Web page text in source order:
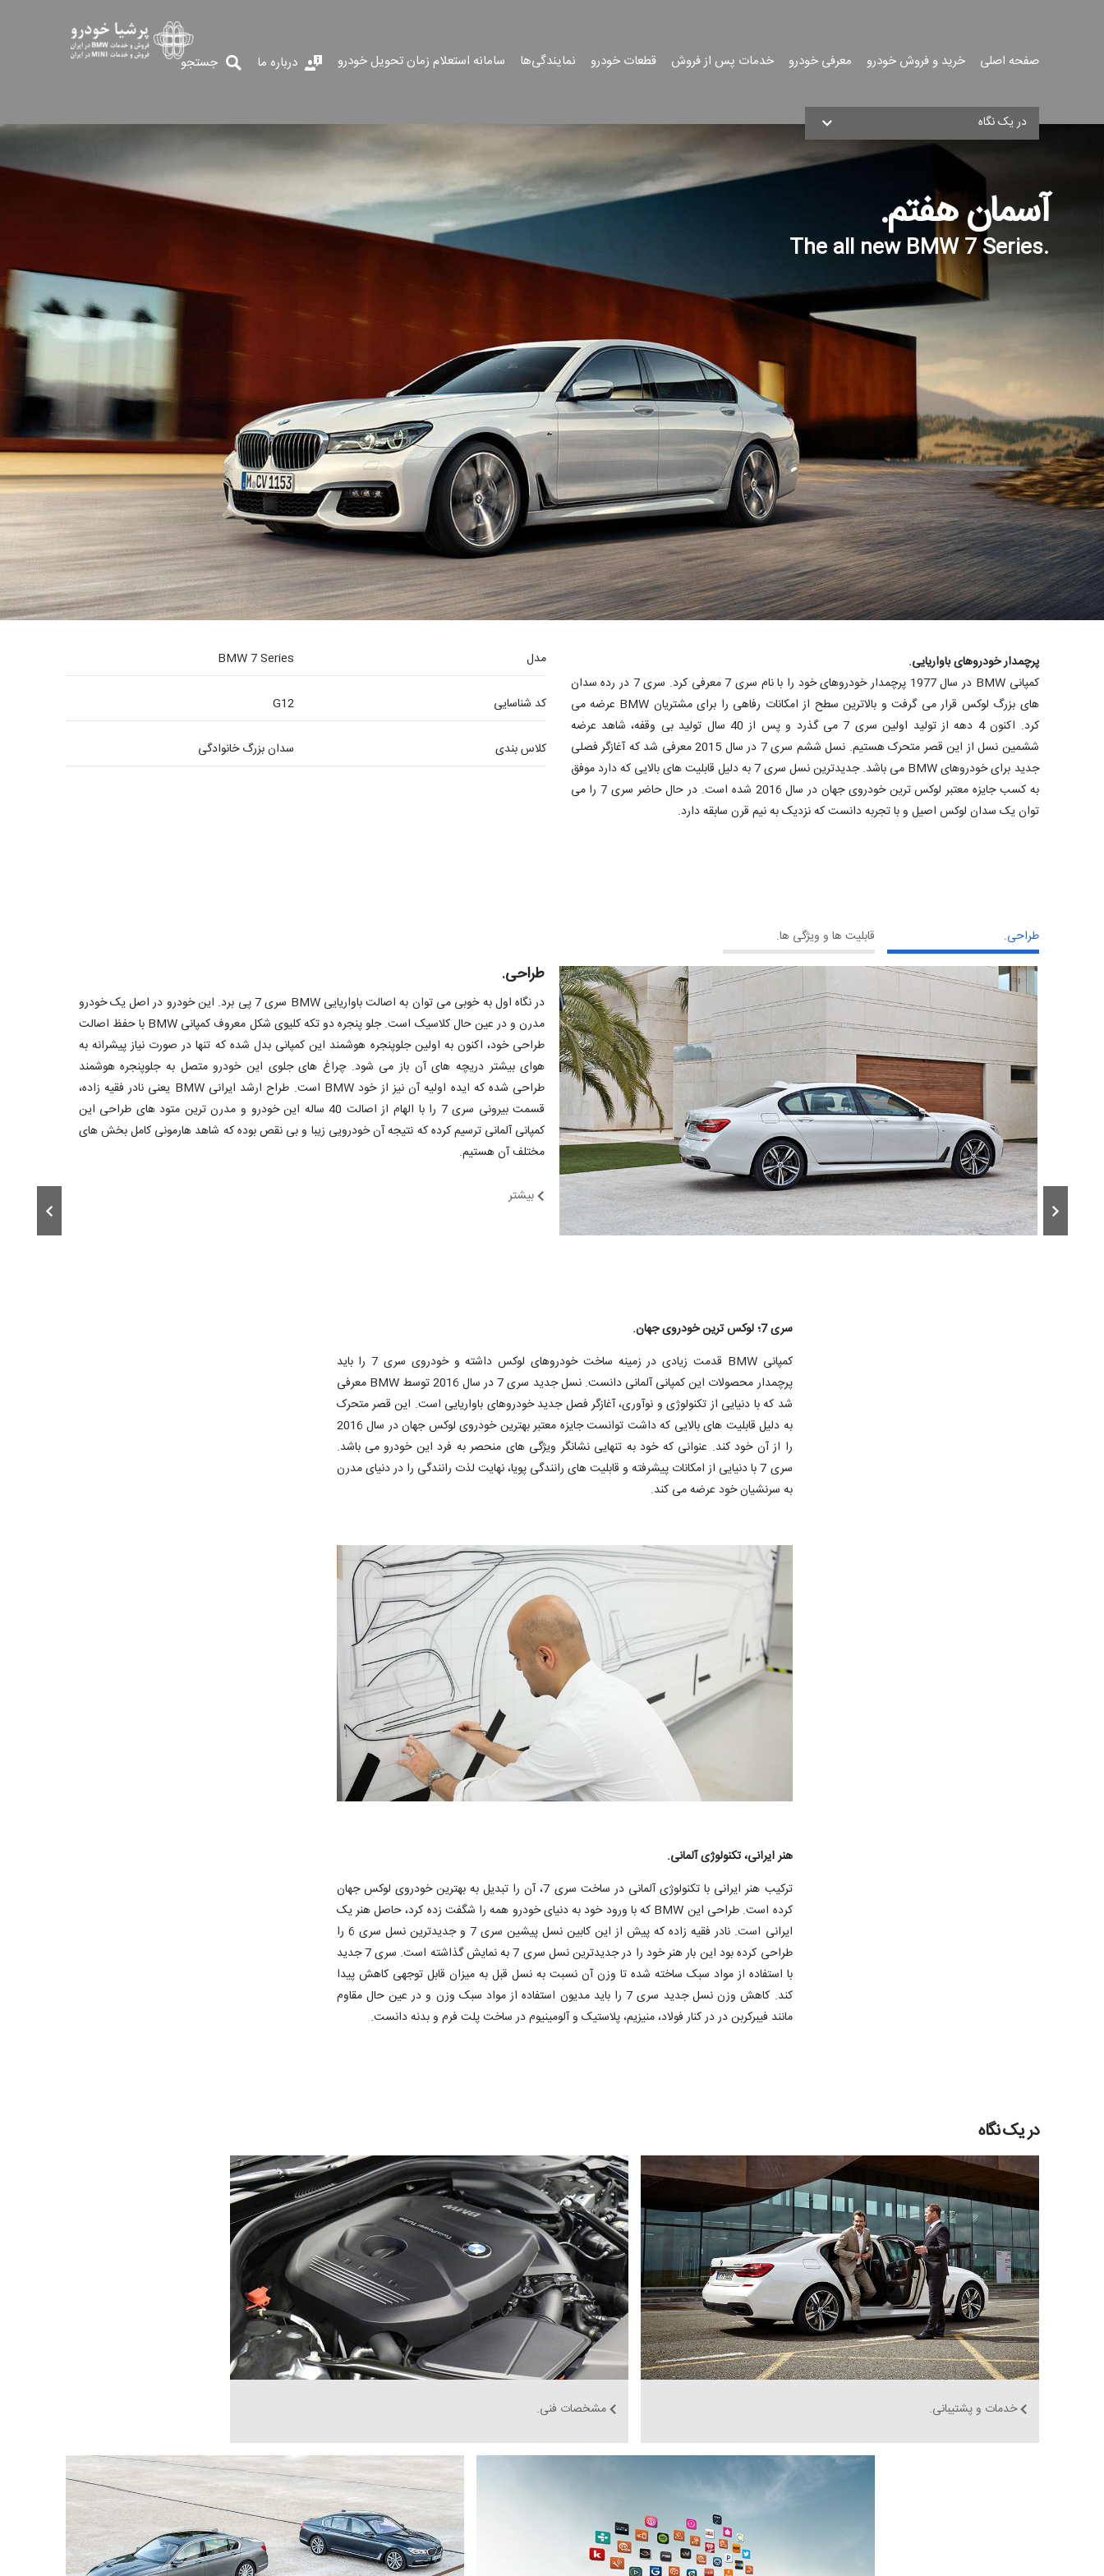
صفحه اصلی خرید و فروش خودرو معرفی خودرو خدمات پس از فروش قطعات خودرو نمایندگی‌ها سامانه استعلام زمان تحویل خودرو درباره ما جستجو
جست
جو
در یک نگاه
آسمان هفتم.
.The all new BMW 7 Series
مدل BMW 7 Series
کد شناسایی G12
کلاس بندی سدان بزرگ خانوادگی
پرچمدار خودروهای باواریایی.
کمپانی BMW در سال 1977 پرچمدار خودروهای خود را با نام سری 7 معرفی کرد. سری 7 در رده سدان
های بزرگ لوکس قرار می گرفت و بالاترین سطح از امکانات رفاهی را برای مشتریان BMW عرضه می
کرد. اکنون 4 دهه از تولید اولین سری 7 می گذرد و پس از 40 سال تولید بی وقفه، شاهد عرضه
ششمین نسل از این قصر متحرک هستیم. نسل ششم سری 7 در سال 2015 معرفی شد که آغازگر فصلی
جدید برای خودروهای BMW می باشد. جدیدترین نسل سری 7 به دلیل قابلیت های بالایی که دارد موفق
به کسب جایزه معتبر لوکس ترین خودروی جهان در سال 2016 شده است. در حال حاضر سری 7 را می
توان یک سدان لوکس اصیل و با تجربه دانست که نزدیک به نیم قرن سابقه دارد.
طراحی. قابلیت ها و ویژگی ها.
طراحی.
در نگاه اول به خوبی می توان به اصالت باواریایی BMW سری 7 پی برد. این خودرو در اصل یک خودرو
مدرن و در عین حال کلاسیک است. جلو پنجره دو تکه کلیوی شکل معروف کمپانی BMW با حفظ اصالت
طراحی خود، اکنون به اولین جلوپنجره هوشمند این کمپانی بدل شده که تنها در صورت نیاز پیشرانه به
هوای بیشتر دریچه های آن باز می شود. چراغ های جلوی این خودرو متصل به جلوپنجره هوشمند
طراحی شده که ایده اولیه آن نیز از خود BMW است. طراح ارشد ایرانی BMW یعنی نادر فقیه زاده،
قسمت بیرونی سری 7 را با الهام از اصالت 40 ساله این خودرو و مدرن ترین متود های طراحی این
کمپانی آلمانی ترسیم کرده که نتیجه آن خودرویی زیبا و بی نقص بوده که شاهد هارمونی کامل بخش های
مختلف آن هستیم.
بیشتر
سری 7؛ لوکس ترین خودروی جهان.
کمپانی BMW قدمت زیادی در زمینه ساخت خودروهای لوکس داشته و خودروی سری 7 را باید
پرچمدار محصولات این کمپانی آلمانی دانست. نسل جدید سری 7 در سال 2016 توسط BMW معرفی
شد که با دنیایی از تکنولوژی و نوآوری، آغازگر فصل جدید خودروهای باواریایی است. این قصر متحرک
به دلیل قابلیت های بالایی که داشت توانست جایزه معتبر بهترین خودروی لوکس جهان در سال 2016
را از آن خود کند. عنوانی که خود به تنهایی نشانگر ویژگی های منحصر به فرد این خودرو می باشد.
سری 7 با دنیایی از امکانات پیشرفته و قابلیت های رانندگی پویا، نهایت لذت رانندگی را در دنیای مدرن
به سرنشیان خود عرضه می کند.
هنر ایرانی، تکنولوژی آلمانی.
ترکیب هنر ایرانی با تکنولوژی آلمانی در ساخت سری 7، آن را تبدیل به بهترین خودروی لوکس جهان
کرده است. طراحی این BMW که با ورود خود به دنیای خودرو همه را شگفت زده کرد، حاصل هنر یک
ایرانی است. نادر فقیه زاده که پیش از این کابین نسل پیشین سری 7 و جدیدترین نسل سری 6 را
طراحی کرده بود این بار هنر خود را در جدیدترین نسل سری 7 به نمایش گذاشته است. سری 7 جدید
با استفاده از مواد سبک ساخته شده تا وزن آن نسبت به نسل قبل به میزان قابل توجهی کاهش پیدا
کند. کاهش وزن نسل جدید سری 7 را باید مدیون استفاده از مواد سبک وزن و در عین حال مقاوم
مانند فیبرکربن در در کنار فولاد، منیزیم، پلاستیک و آلومینیوم در ساخت پلت فرم و بدنه دانست.
در یک نگاه
خدمات و پشتیبانی. مشخصات فنی.